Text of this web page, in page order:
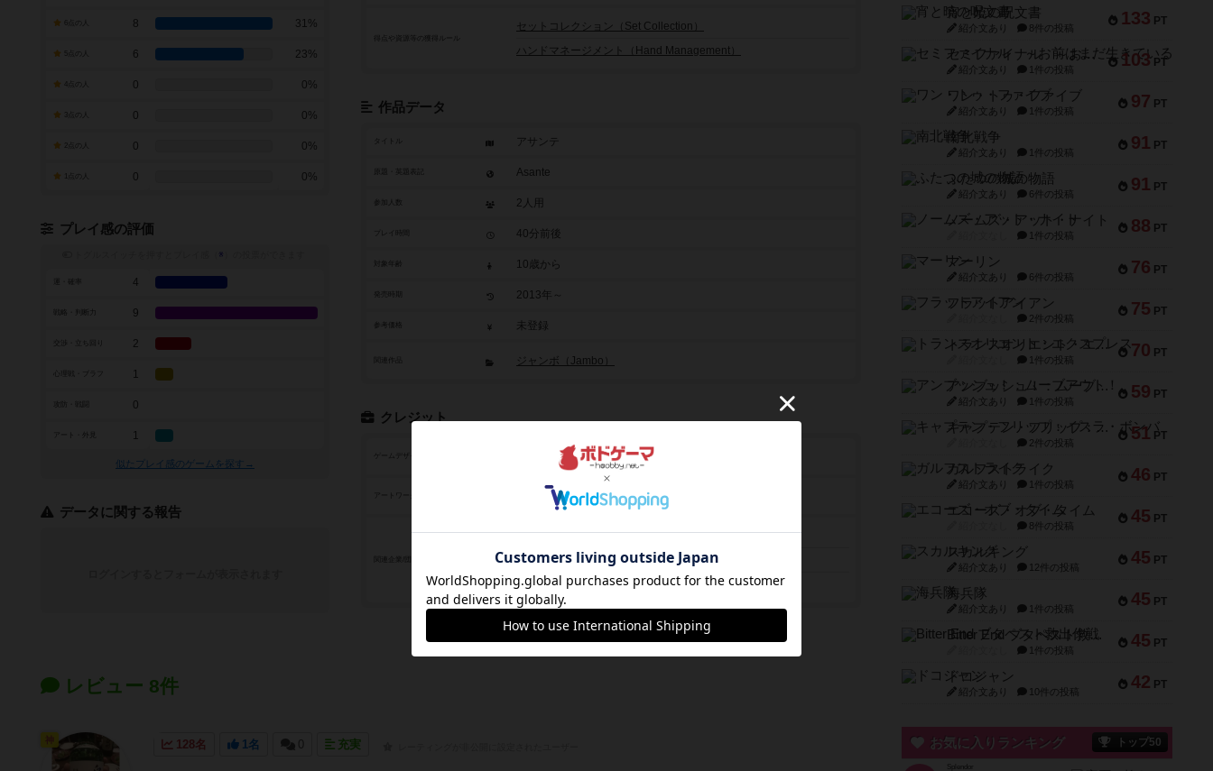
セットコレクション（Set Collection）
ハンドマネージメント（Hand Management）
作品データ
タイトル アサンテ
Asante
参加人数 2人用
40分前後
10歳から
2013年～
参考価格 未登録
関連作品 ジャンボ（Jambo）
クレジット
ゲームデザイン リュディガー・ドーン（Rüdiger Dorn）
ミヒャエル・メンツェル（Michael Menzel）
コザイク（cosaic）
フィロソフィア エディションズ（Filosofia Éditions）
コスモス（KOSMOS）
8 31%
6 23%
0 0%
0 0%
0 0%
0 0%
プレイ感の評価
※
4
戦略・判断力 9
2
1
0
アート・外見 1
似たプレイ感のゲームを探す→
データに関する報告
レビュー 8件
128名 1名 0 充実
133 PT
宵と暁の呪文書
紹介文あり 8件の投稿
103 PT
セミファイナル ～お前はまだ生きている～
紹介文あり 1件の投稿
97 PT
ワン・トゥ・ファイブ
紹介文あり 1件の投稿
91 PT
南北戦争
紹介文あり 1件の投稿
91 PT
ふたつの城の物語
紹介文あり 6件の投稿
88 PT
ノームズ・アット・ナイト
1件の投稿
76 PT
マーリン
紹介文あり 6件の投稿
75 PT
フラットアイアン
2件の投稿
70 PT
トランスオリエント・エクスプレス
1件の投稿
59 PT
アンブッシュ！：ムーブアウト！
紹介文あり 1件の投稿
51 PT
キャプテン・フリップ：イスラ・ボンバ
2件の投稿
46 PT
ガルフストライク
紹介文あり 1件の投稿
45 PT
エコーズ・オブ・タイム
8件の投稿
45 PT
スカルキング
紹介文あり 12件の投稿
45 PT
海兵隊
紹介文あり 1件の投稿
45 PT
Bitter End ブタペスト救出作戦
1件の投稿
42 PT
ドコジャン
紹介文あり 10件の投稿
お気に入りランキング トップ50